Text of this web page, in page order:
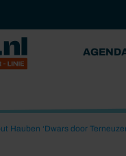
Hauben ‘Dwars door